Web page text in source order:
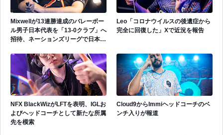
Mixwellが13連勝達成のバレーボー
ル男子日本代表を「13-0クラブ」へ
招待、ネーションズリーグで日本代
Leo「コロナウイルスの後遺症から
完全に回復した」Xで近況を報告
NFX BlackWizがLFTを表明、IGLお
よびヘッドコーチとして新たな所属
先を模索
Cloud9からImmiヘッドコーチのベ
ンチ入りが報道